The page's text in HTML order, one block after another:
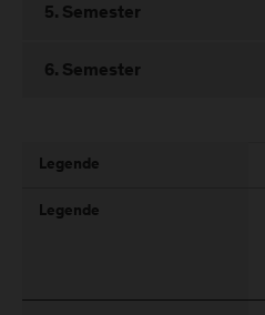
5. Semester
6. Semester
Legende
Legende